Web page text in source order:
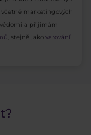
pouze
jaké tento
splňovat
vyhodnoceno
včetně marketingových
a přijímám
, stejně jako varování